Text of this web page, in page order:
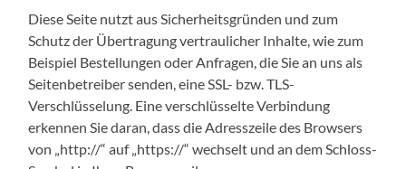
Diese Seite nutzt aus Sicherheitsgründen und zum
Schutz der Übertragung vertraulicher Inhalte, wie zum
Beispiel Bestellungen oder Anfragen, die Sie an uns als
Seitenbetreiber senden, eine SSL- bzw. TLS-
Verschlüsselung. Eine verschlüsselte Verbindung
erkennen Sie daran, dass die Adresszeile des Browsers
von „http://“ auf „https://“ wechselt und an dem Schloss-